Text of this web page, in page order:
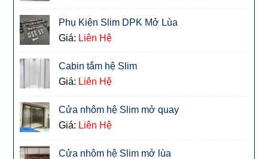
Phụ Kiện Slim DPK Mở Lùa
Giá: Liên Hệ
Cabin tắm hệ Slim
Giá: Liên Hệ
Cửa nhôm hệ Slim mở quay
Giá: Liên Hệ
Cửa nhôm hệ Slim mở lùa